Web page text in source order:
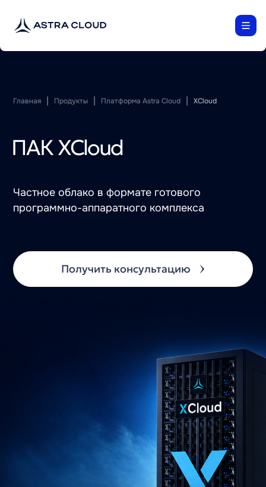
Главная Продукты Платформа Astra Cloud XCloud
ПАК XCloud
Частное облако в формате готового
программно-аппаратного комплекса
Получить консультацию